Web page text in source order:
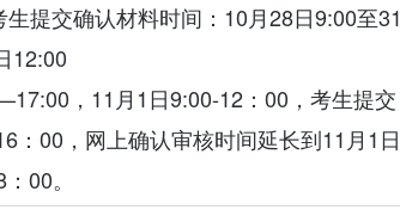
提交确认材料时间：10月28日9:00至31
12:00
，11月1日9:00-12：00，考生提交
：00，网上确认审核时间延长到11月1日
00。